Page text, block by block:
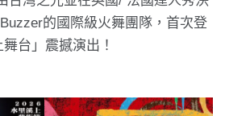
的國際級火舞團隊，首次登
台」震撼演出！